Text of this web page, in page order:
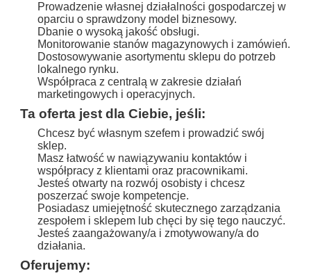
Prowadzenie własnej działalności gospodarczej w
oparciu o sprawdzony model biznesowy.
Dbanie o wysoką jakość obsługi.
Monitorowanie stanów magazynowych i zamówień.
Dostosowywanie asortymentu sklepu do potrzeb
lokalnego rynku.
Współpraca z centralą w zakresie działań
marketingowych i operacyjnych.
Ta oferta jest dla Ciebie, jeśli:
Chcesz być własnym szefem i prowadzić swój
sklep.
Masz łatwość w nawiązywaniu kontaktów i
współpracy z klientami oraz pracownikami.
Jesteś otwarty na rozwój osobisty i chcesz
poszerzać swoje kompetencje.
Posiadasz umiejętność skutecznego zarządzania
zespołem i sklepem lub chęci by się tego nauczyć.
Jesteś zaangażowany/a i zmotywowany/a do
działania.
Oferujemy: